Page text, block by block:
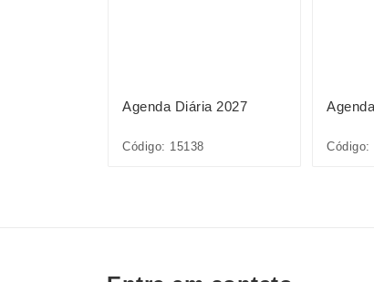
Agenda Diária 2027
Código: 15138 Código: